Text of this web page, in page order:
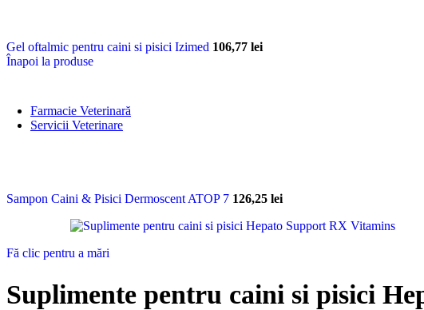
Accesorii & Casă
Farmacie Veterinară
Servicii Veterinare
Cosmetică
Gel oftalmic pentru caini si pisici Izimed 106,77 lei
Înapoi la produse
Sampon Caini & Pisici Dermoscent ATOP 7 126,25 lei
Fă clic pentru a mări
Suplimente pentru caini si pisici